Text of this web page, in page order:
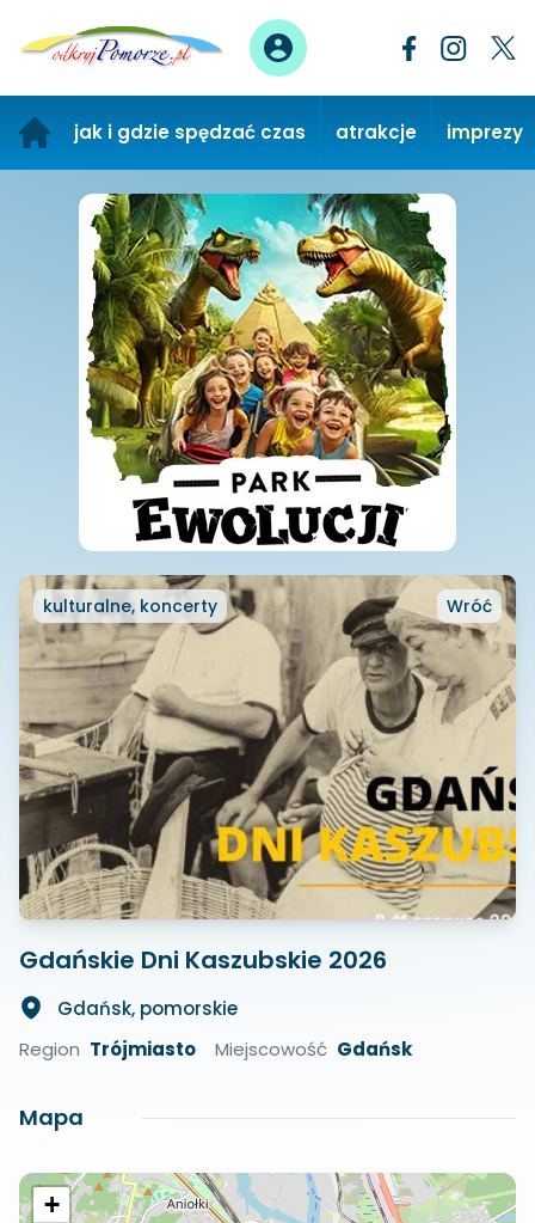
jak i gdzie spędzać czas atrakcje imprezy
kulturalne, koncerty Wróć
Gdańskie Dni Kaszubskie 2026
Gdańsk, pomorskie
Region Trójmiasto Miejscowość Gdańsk
Mapa
+